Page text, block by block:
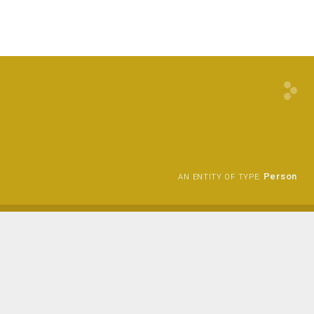
AN ENTITY OF TYPE: Person